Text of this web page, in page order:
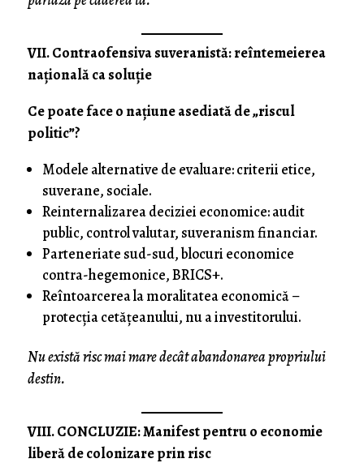
VII. Contraofensiva suveranistă: reîntemeierea
națională ca soluție
Ce poate face o națiune asediată de „riscul
politic”?
Modele alternative de evaluare: criterii etice,
suverane, sociale.
Reinternalizarea deciziei economice: audit
public, control valutar, suveranism financiar.
Parteneriate sud-sud, blocuri economice
contra-hegemonice, BRICS+.
Reîntoarcerea la moralitatea economică –
protecția cetățeanului, nu a investitorului.
Nu există risc mai mare decât abandonarea propriului
destin.
VIII. CONCLUZIE: Manifest pentru o economie
liberă de colonizare prin risc